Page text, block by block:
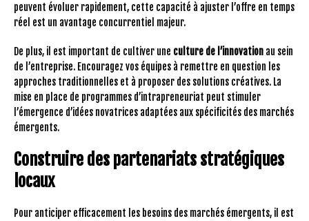
peuvent évoluer rapidement, cette capacité à ajuster l’offre en temps
réel est un avantage concurrentiel majeur.
De plus, il est important de cultiver une culture de l’innovation au sein
de l’entreprise. Encouragez vos équipes à remettre en question les
approches traditionnelles et à proposer des solutions créatives. La
mise en place de programmes d’intrapreneuriat peut stimuler
l’émergence d’idées novatrices adaptées aux spécificités des marchés
émergents.
Construire des partenariats stratégiques
locaux
Pour anticiper efficacement les besoins des marchés émergents, il est